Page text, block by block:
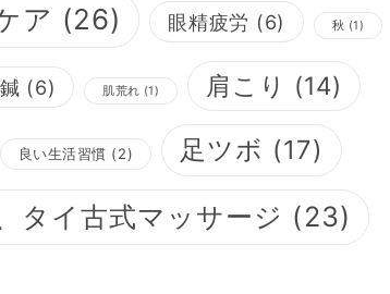
ア (26) 眼精疲労 (6) 秋 (1)
(6) 肌荒れ (1) 肩こり (14)
良い生活習慣 (2) 足ツボ (17)
タイ古式マッサージ (23)